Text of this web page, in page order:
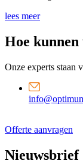
lees meer
Hoe
Onze experts staan
Offerte aanvragen
Nieuwsbrief